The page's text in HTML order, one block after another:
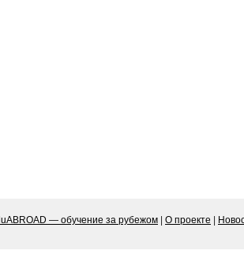
— обучение за рубежом О проекте